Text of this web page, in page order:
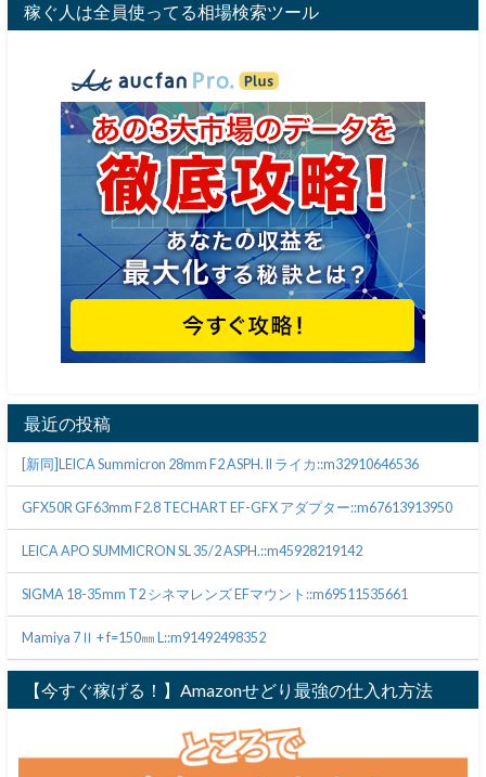
稼ぐ人は全員使ってる相場検索ツール
最近の投稿
[新同]LEICA Summicron 28mm F2 ASPH. II ライカ::m32910646536
GFX50R GF63mm F2.8 TECHART EF-GFX アダプター::m67613913950
LEICA APO SUMMICRON SL 35/2 ASPH.::m45928219142
SIGMA 18-35mm T2 シネマレンズ EFマウント::m69511535661
Mamiya 7Ⅱ + f=150㎜ L::m91492498352
【今すぐ稼げる！】Amazonせどり最強の仕入れ方法